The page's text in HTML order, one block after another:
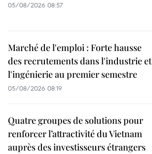
05/08/2026 08:57
Marché de l'emploi : Forte hausse
des recrutements dans l'industrie et
l'ingénierie au premier semestre
05/08/2026 08:19
Quatre groupes de solutions pour
renforcer l’attractivité du Vietnam
auprès des investisseurs étrangers